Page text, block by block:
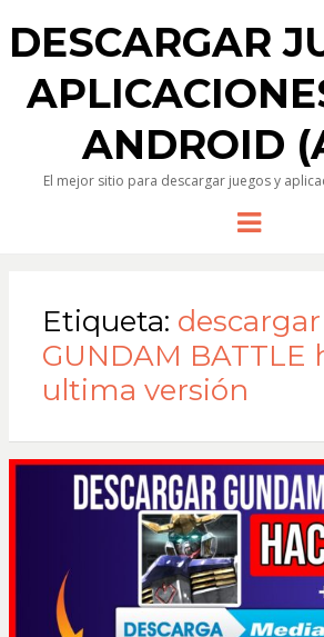
DESCARGAR
ANDROID
El mejor sitio para descargar juegos y
Menu
Etiqueta: descargar
GUNDAM BATTLE
ultima versión